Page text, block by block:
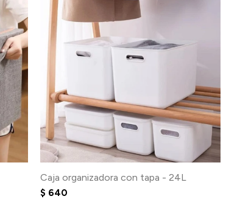
Caja organizadora con tapa - 24L
$ 640